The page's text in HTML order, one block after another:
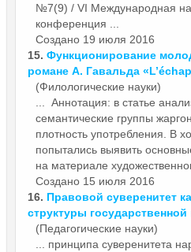
№7(9) / VI Международная
конференция ...
Создано 19 июля 2016
15. Функционирование
романе А. Гавальда
(Филологические науки)
... Аннотация: в статье
семантические группы
плотность употребления. В
попытались выявить
на материале
Создано 15 июля 2016
16. Правовой суверенитет
структуры государственной
(Педагогические науки)
... принципа суверенитета